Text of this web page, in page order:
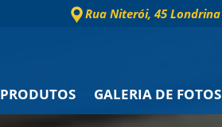
Rua Niterói, 45 Londrina
PRODUTOS GALERIA DE FOTOS